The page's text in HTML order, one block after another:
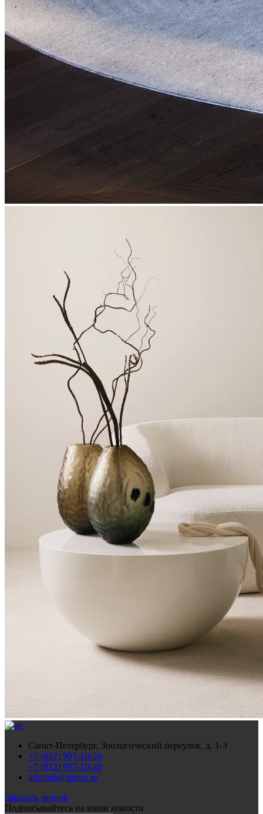
Санкт-Петербург, Зоологический переулок, д. 1-3
+7 (812) 997-10-56
+7 (812) 997-10-48
arhimeb@inbox.ru
Заказать звонок
Подписывайтесь на наши новости